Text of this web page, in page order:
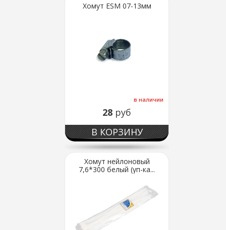
Хомут ESM 07-13мм
в наличии
28 руб
В КОРЗИНУ
Хомут нейлоновый
7,6*300 белый (уп-ка...